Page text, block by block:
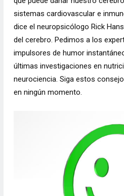
sistemas cardiovascular e
dice el neuropsicólogo Rick
del cerebro. Pedimos a los
impulsores de humor
últimas investigaciones en
neurociencia. Siga estos
en ningún momento.